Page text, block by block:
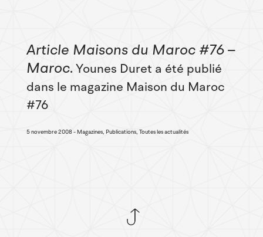
Article Maisons du Maroc #76 –
Maroc Younes Duret a été publié
dans le magazine Maison du Maroc
#76
5 novembre 2008 Magazines, Publications, Toutes les actualités